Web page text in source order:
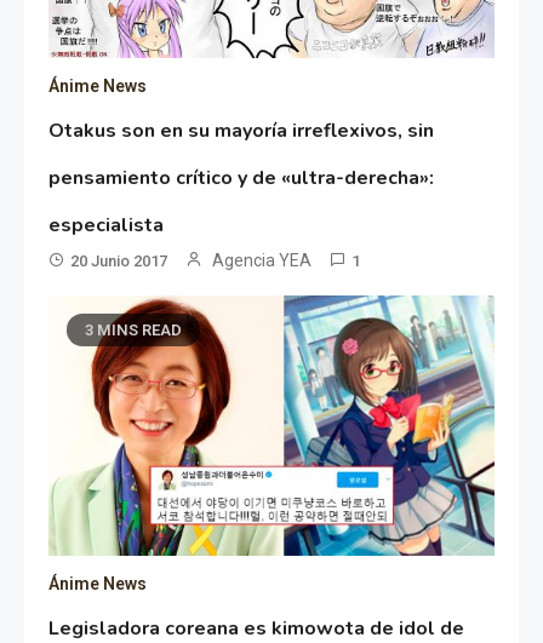
Ánime News
Otakus son en su mayoría irreflexivos, sin
pensamiento crítico y de «ultra-derecha»:
especialista
20 Junio 2017 Agencia YEA 1
3 MINS READ
Ánime News
Legisladora coreana es kimowota de idol de